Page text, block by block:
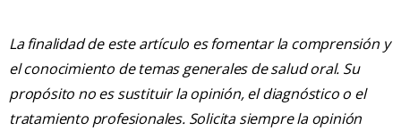
La finalidad de este artículo es fomentar la comprensión y
el conocimiento de temas generales de salud oral. Su
propósito no es sustituir la opinión, el diagnóstico o el
tratamiento profesionales. Solicita siempre la opinión